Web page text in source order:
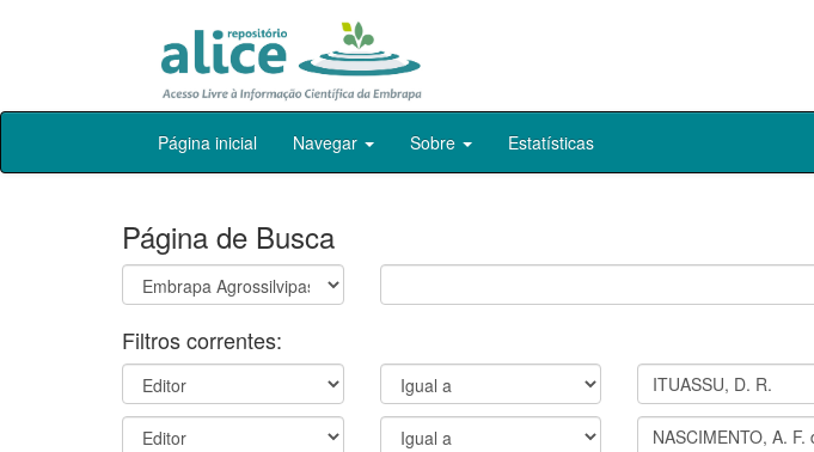
Skip
Página inicial Navegar Sobre Estatísticas
Página de Busca
Filtros correntes: